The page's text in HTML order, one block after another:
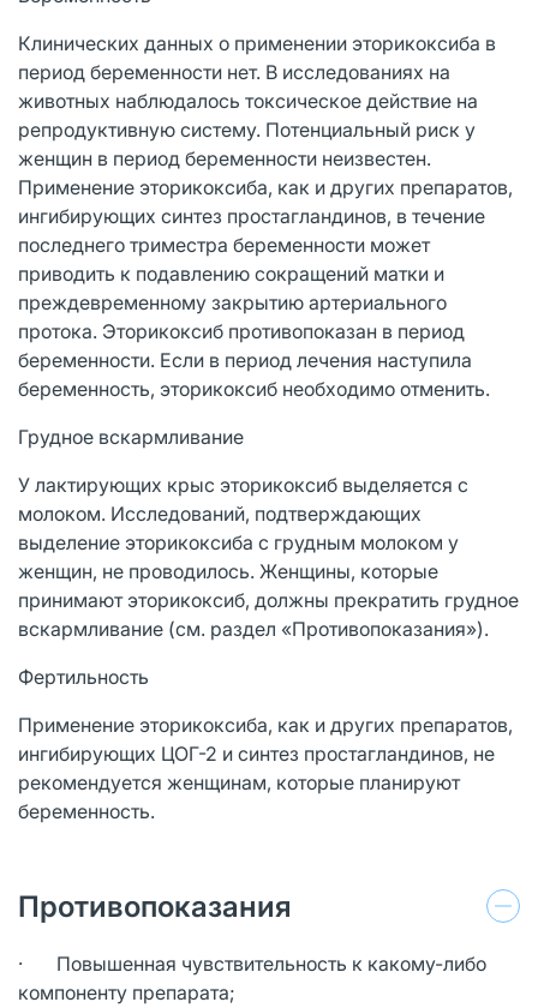
Клинических данных о применении эторикоксиба в
период беременности нет. В исследованиях на
животных наблюдалось токсическое действие на
репродуктивную систему. Потенциальный риск у
женщин в период беременности неизвестен.
Применение эторикоксиба, как и других препаратов,
ингибирующих синтез простагландинов, в течение
последнего триместра беременности может
приводить к подавлению сокращений матки и
преждевременному закрытию артериального
протока. Эторикоксиб противопоказан в период
беременности. Если в период лечения наступила
беременность, эторикоксиб необходимо отменить.
Грудное вскармливание
У лактирующих крыс эторикоксиб выделяется с
молоком. Исследований, подтверждающих
выделение эторикоксиба с грудным молоком у
женщин, не проводилось. Женщины, которые
принимают эторикоксиб, должны прекратить грудное
вскармливание (см. раздел «Противопоказания»).
Фертильность
Применение эторикоксиба, как и других препаратов,
ингибирующих ЦОГ-2 и синтез простагландинов, не
рекомендуется женщинам, которые планируют
беременность.
Противопоказания
· Повышенная чувствительность к какому-либо
компоненту препарата;